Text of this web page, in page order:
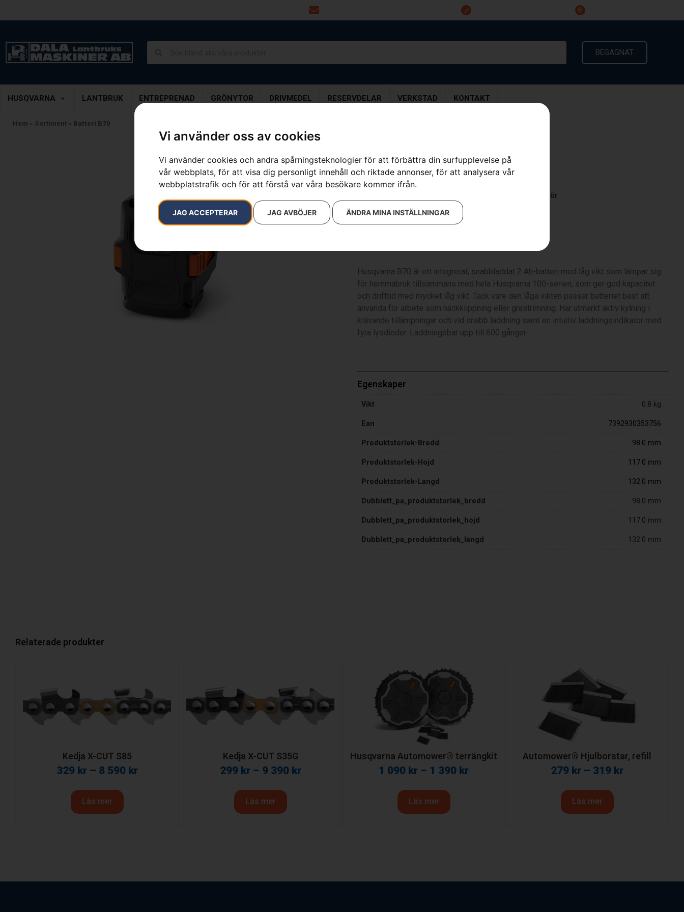
Vi använder oss av cookies
Vi använder cookies och andra spårningsteknologier för att förbättra din surfupplevelse på
vår webbplats, för att visa dig personligt innehåll och riktade annonser, för att analysera vår
webbplatstrafik och för att förstå var våra besökare kommer ifrån.
JAG ACCEPTERAR JAG AVBÖJER ÄNDRA MINA INSTÄLLNINGAR
BEGAGNAT
HUSQVARNA LANTBRUK ENTREPRENAD GRÖNYTOR DRIVMEDEL RESERVDELAR VERKSTAD KONTAKT
Hem » Sortiment » Batteri B70
Batteri B70
Artikelnummer: 970457101
Reservdelar & tillbehör
1 290kr
Husqvarna B70 är ett integrerat, snabbladdat 2 Ah-batteri med låg vikt som lämpar sig
för hemmabruk tillsammans med hela Husqvarna 100-serien, som ger god kapacitet
och drifttid med mycket låg vikt. Tack vare den låga vikten passar batteriet bäst att
använda för arbete som häckklippning eller grästrimning. Har utmärkt aktiv kylning i
krävande tillämpningar och vid snabb laddning samt en intuitiv laddningsindikator med
fyra lysdioder. Laddningsbar upp till 600 gånger.
Egenskaper
Vikt 0.8 kg
Ean 7392930353756
Produktstorlek-Bredd 98.0 mm
Produktstorlek-Hojd 117.0 mm
Produktstorlek-Langd 132.0 mm
Dubblett_pa_produktstorlek_bredd 98.0 mm
Dubblett_pa_produktstorlek_hojd 117.0 mm
Dubblett_pa_produktstorlek_langd 132.0 mm
Relaterade produkter
Kedja X-CUT S85
329 kr– 8 590 kr
Läs mer
Kedja X-CUT S35G
299 kr– 9 390 kr
Läs mer
Husqvarna Automower® terrängkit
1 090 kr – 1 390 kr
Läs mer
Automower® Hjulborstar, refill
279 kr – 319 kr
Läs mer